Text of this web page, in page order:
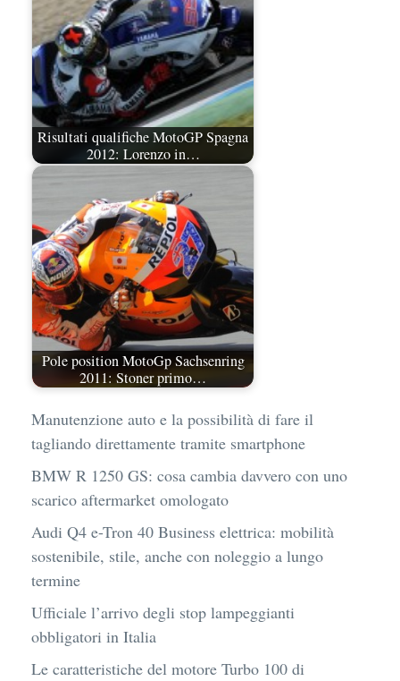
Risultati qualifiche MotoGP Spagna
2012: Lorenzo in…
Pole position MotoGp Sachsenring
2011: Stoner primo…
Manutenzione auto e la possibilità di fare il
tagliando direttamente tramite smartphone
BMW R 1250 GS: cosa cambia davvero con uno
scarico aftermarket omologato
Audi Q4 e-Tron 40 Business elettrica: mobilità
sostenibile, stile, anche con noleggio a lungo
termine
Ufficiale l’arrivo degli stop lampeggianti
obbligatori in Italia
Le caratteristiche del motore Turbo 100 di